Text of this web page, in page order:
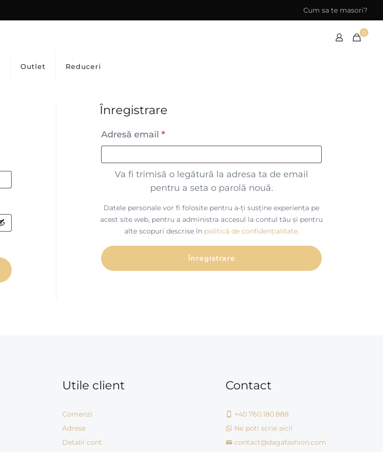
Cum sa te masori?
0
Outlet Reduceri
Înregistrare
Adresă email*
Va fi trimisă o legătură la adresa ta de email
pentru a seta o parolă nouă.
Datele personale vor fi folosite pentru a-ți susține experiența pe
acest site web, pentru a administra accesul la contul tău și pentru
alte scopuri descrise în politică de confidențialitate.
Înregistrare
Utile client
Comenzi
Adrese
Detalii cont
Contact
+40 760.180.888
Ne poti scrie aici!
contact@dagafashion.com